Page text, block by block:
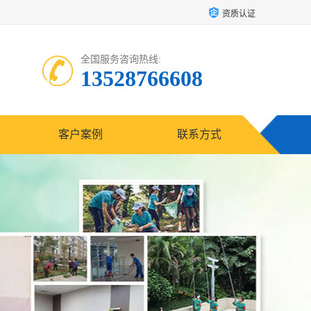
资质认证
全国服务咨询热线:
13528766608
客户案例 联系方式